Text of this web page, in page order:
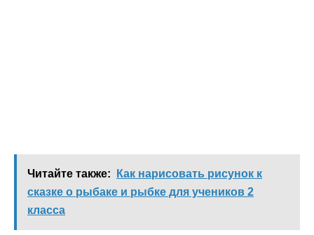
Читайте также:
Как нарисовать рисунок к
сказке о рыбаке и рыбке для учеников 2
класса